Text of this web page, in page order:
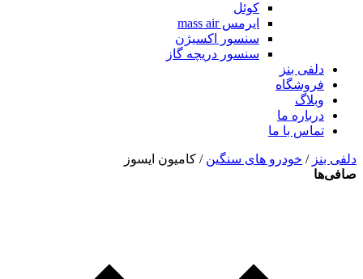
کوئل
ایرمس mass air
سنسور اکسیژن
سنسور دریچه گاز
دلفی بنز
فروشگاه
وبلاگ
درباره ما
تماس با ما
دلفی بنز / خودرو های سنگین / کامیون ایسوز
صافی‌ها